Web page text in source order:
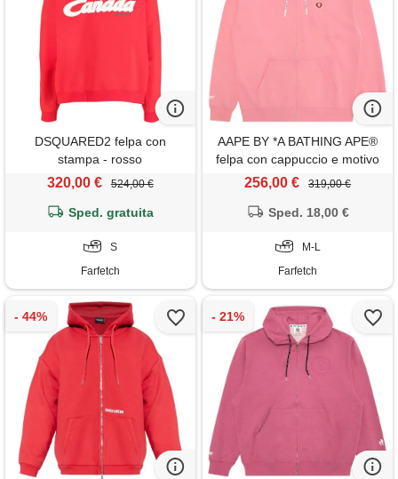
DSQUARED2 felpa con
stampa - rosso
320,00 € 524,00 €
Sped. gratuita
S
Farfetch
AAPE BY *A BATHING APE®
felpa con cappuccio e motivo
cuore - rosa
256,00 € 319,00 €
Sped. 18,00 €
M-L
Farfetch